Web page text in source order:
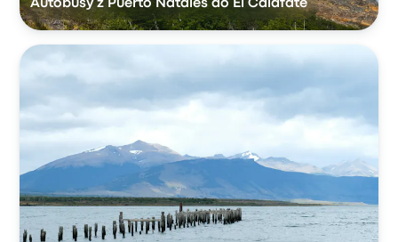
Autobusy z Puerto Natales do El Calafate